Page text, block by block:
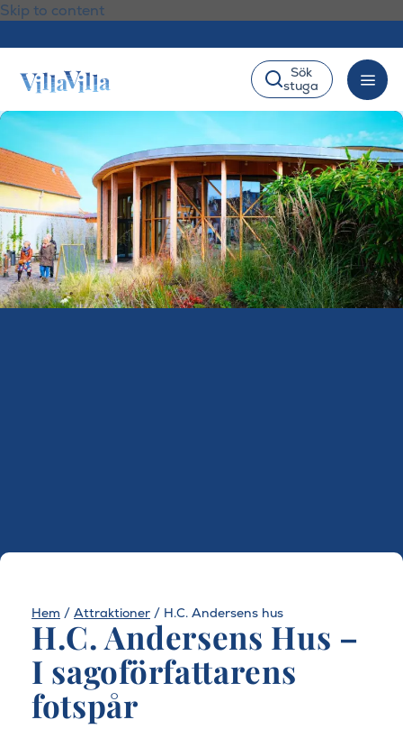
Skip to content
Sök
stuga
Hem / Attraktioner / H.C. Andersens hus
H.C. Andersens Hus –
I sagoförfattarens
fotspår